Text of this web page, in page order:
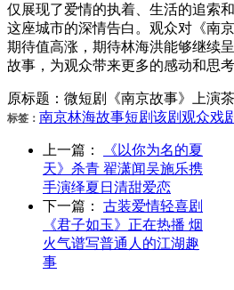
仅展现了爱情的执着、生活的追索
这座城市的深情告白。观众对《南
期待值高涨，期待林海洪能够继续
故事，为观众带来更多的感动和思考
原标题：微短剧《南京故事》上演
标签： 南京林海故事短剧该剧观众戏
上一篇：
《以你为名的夏
天》杀青 翟潇闻吴施乐携
手演绎夏日清甜爱恋
下一篇：
古装爱情轻喜剧
《君子如玉》正在热播 烟
火气谱写普通人的江湖趣
事